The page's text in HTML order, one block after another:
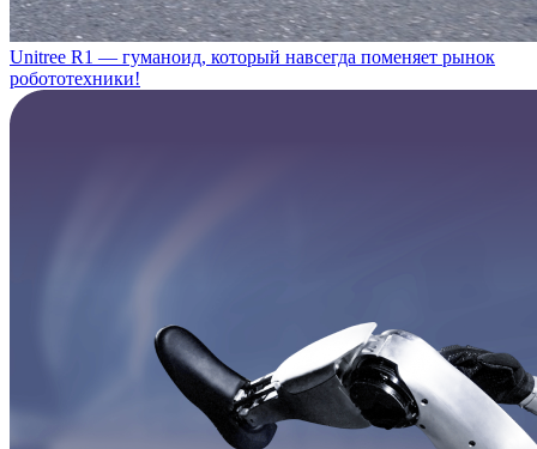
Unitree R1 — гуманоид, который навсегда поменяет рынок
робототехники!